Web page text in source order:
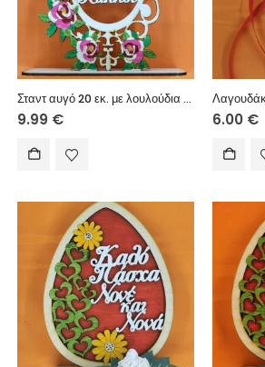
Σταντ αυγό 20 εκ. με λουλούδια Καλό Πάσχα Παππού
9.99 € 6.00 €